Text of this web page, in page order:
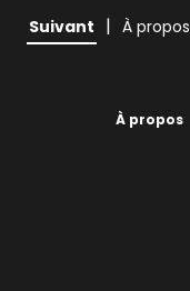
Suivant | À propos
À propos